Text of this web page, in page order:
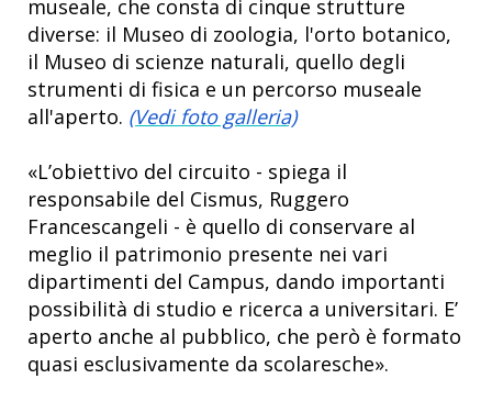
museale, che consta di cinque strutture
diverse: il Museo di zoologia, l'orto botanico,
il Museo di scienze naturali, quello degli
strumenti di fisica e un percorso museale
all'aperto. (Vedi foto galleria)
«L’obiettivo del circuito - spiega il
responsabile del Cismus, Ruggero
Francescangeli - è quello di conservare al
meglio il patrimonio presente nei vari
dipartimenti del Campus, dando importanti
possibilità di studio e ricerca a universitari. E’
aperto anche al pubblico, che però è formato
quasi esclusivamente da scolaresche».